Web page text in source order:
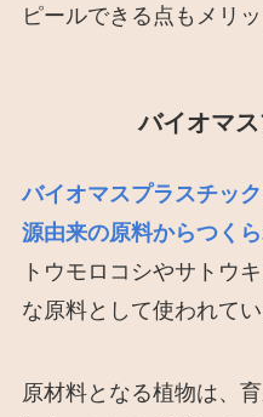
ピールできる点もメリッ
バイオマ
バイオマスプラスチッ
源由来の原料からつく
トウモロコシやサトウ
な原料として使われてい
原材料となる植物は、